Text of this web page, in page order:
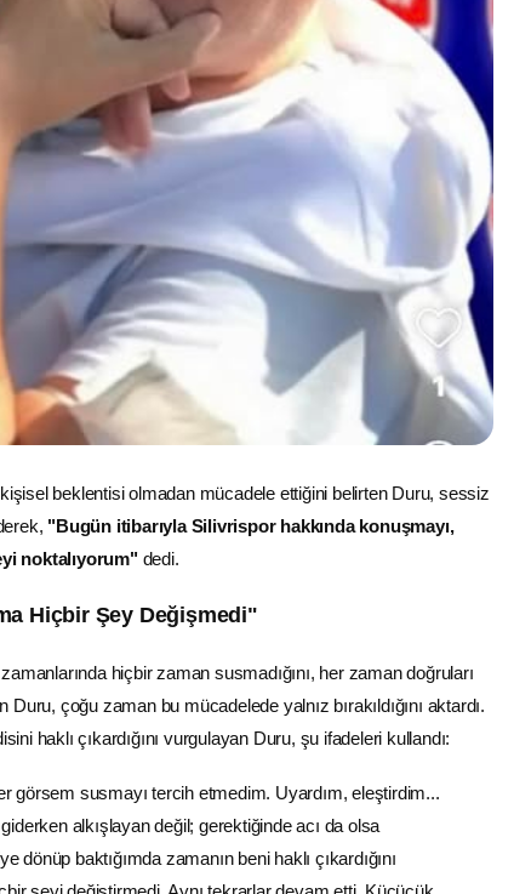
beklentisi olmadan mücadele ettiğini belirten Duru, sessiz
"Bugün itibarıyla Silivrispor hakkında konuşmayı,
noktalıyorum" dedi.
Hiçbir Şey Değişmedi"
hiçbir zaman susmadığını, her zaman doğruları
Duru, çoğu zaman bu mücadelede yalnız bırakıldığını aktardı.
haklı çıkardığını vurgulayan Duru, şu ifadeleri kullandı:
görsem susmayı tercih etmedim. Uyardım, eleştirdim...
alkışlayan değil; gerektiğinde acı da olsa
baktığımda zamanın beni haklı çıkardığını